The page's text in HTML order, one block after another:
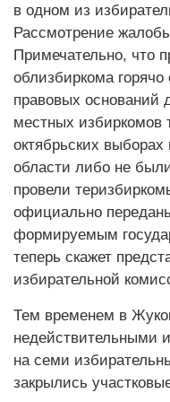
в одном из
Рассмотрение
Примечательно, что
облизбиркома горячо
правовых оснований
местных избиркомов
октябрьских
области либо не
провели
официально
формируемым
теперь скажет
избирательной
Тем временем в
недействительными
на семи
закрылись